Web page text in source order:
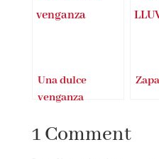
En las montañas
Una dulce